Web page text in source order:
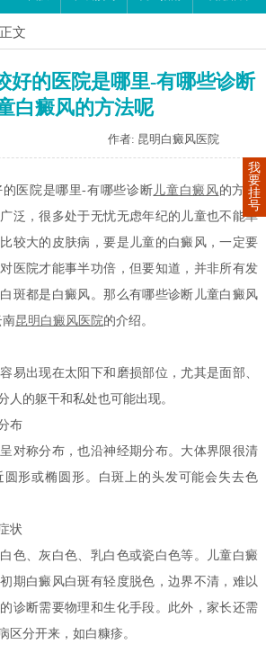
正文
好的医院是哪里-有哪些诊断
白癜风的方法呢
作者: 昆明白癜风医院
的医院是哪里-有哪些诊断儿童白癜风的方法
泛，很多处于无忧无虑年纪的儿童也不能幸
较大的皮肤病，要是儿童的白癜风，一定要
医院才能事半功倍，但要知道，并非所有发
斑都是白癜风。那么有哪些诊断儿童白癜风
南昆明白癜风医院的介绍。
出现在太阳下和磨损部位，尤其是面部、
人的躯干和私处也可能出现。
布
称分布，也沿神经期分布。大体界限很清
形或椭圆形。白斑上的头发可能会失去色
状
、灰白色、乳白色或瓷白色等。儿童白癜
期白癜风白斑有轻度脱色，边界不清，难以
诊断需要物理和生化手段。此外，家长还需
区分开来，如白糠疹。
我
要
挂
号